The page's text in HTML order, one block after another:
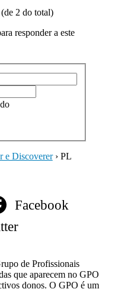
2 do total)
responder a este
e Discoverer › PL
Facebook
de Profissionais
que aparecem no GPO
donos. O GPO é um